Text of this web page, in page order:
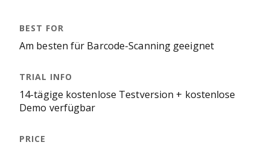
Am besten für Barcode-Scanning geeignet
14-tägige kostenlose Testversion + kostenlose
Demo verfügbar